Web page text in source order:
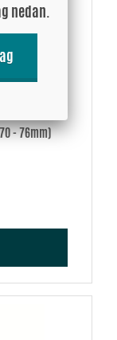
- 76mm)
nedan.